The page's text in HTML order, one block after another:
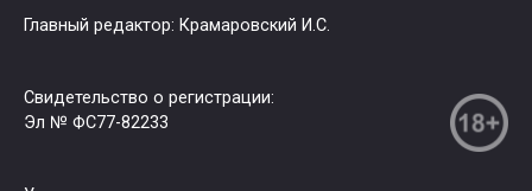
Главный редактор: Крамаровский И.С.
Свидетельство о регистрации:
Эл № ФС77-82233